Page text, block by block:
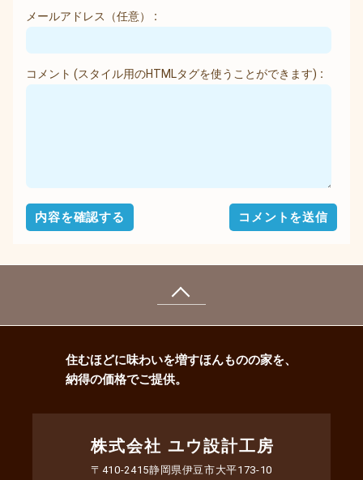
メールアドレス （任意）
コメント (スタイル用のHTMLタグを使うことができます)
ページの先頭へ戻る
住むほどに味わいを増すほんものの家を、
納得の価格でご提供。
株式会社 ユウ設計工房
〒410-2415静岡県伊豆市大平173-10